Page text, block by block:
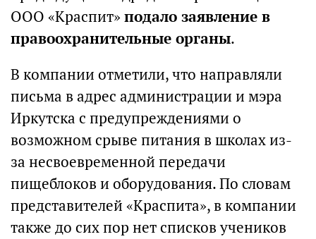
ООО «Краспит»подало заявление в
правоохранительные органы.
В компании отметили, что направляли
письма в адрес администрации и мэра
Иркутска с предупреждениями о
возможном срыве питания в школах из-
за несвоевременной передачи
пищеблоков и оборудования. По словам
представителей «Краспита», в компании
также до сих пор нет списков учеников